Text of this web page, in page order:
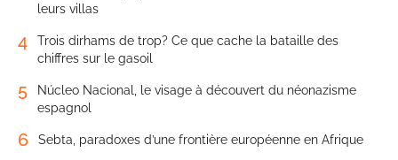
leurs villas
4
Trois dirhams de trop? Ce que cache la bataille des
chiffres sur le gasoil
5
Núcleo Nacional, le visage à découvert du néonazisme
espagnol
6 Sebta, paradoxes d’une frontière européenne en Afrique